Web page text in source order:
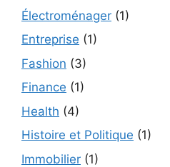
Électroménager (1)
Entreprise (1)
Fashion (3)
Finance (1)
Health (4)
Histoire et Politique (1)
Immobilier (1)